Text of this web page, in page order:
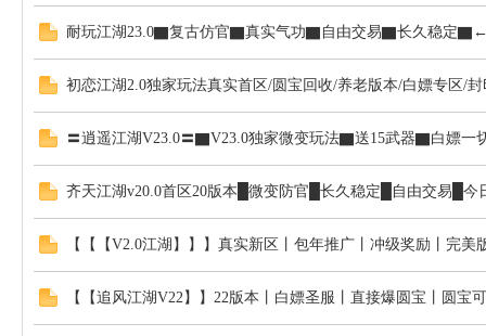
耐玩江湖23.0▇复古仿官▇真实气功▇自由交易▇长久稳定
初恋江湖2.0独家玩法真实首区/圆宝回收/养老版本/白嫖专区/
〓逍遥江湖V23.0〓▇V23.0独家微变玩法▇送15武器▇白嫖
齐天江湖v20.0首区20版本█微变防官█长久稳定█自由交易█今
【【【V2.0江湖】】】真实新区丨包年推广丨冲级奖励丨完美
【【追风江湖V22】】22版本丨白嫖圣服丨直接爆圆宝丨圆宝